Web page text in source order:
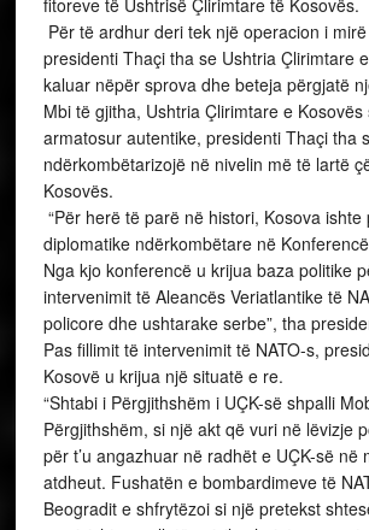
Përgjithshëm, si një akt që vuri në lëvizje
për t’u angazhuar në radhët e UÇK-së në
atdheut. Fushatën e bombardimeve të
Beogradit e shfrytëzoi si një pretekst
masivisht popullatën civile shqiptare nga
këto rrethana, Qeveria e Përkohshme
Përgjithshëm i UÇK-së, me kuadrot e veta
hartimin e operacionit “Shigjeta”, faza e
këtu e 18 vjet më parë. Këtu në Koshare u
miri se drejtësia e kauzës dhe forca
lufton për lirinë e tij është më e madhe se
pushtuese”, u shpreh presidenti Thaçi.
Beteja e Koshares rriti vetëbesimin e
shtoi presidenti Thaçi, duke bërë që me
parë të thyhet kufiri ndarës Kosovë –
mundet ushtria serbe në kufi.
“Beteja e Koshares ishte një triumf
mesazh i qartë për popullatën e dëbuar
shpejti të zhvendosurit do të ktheheshin
Përmes zonës së kontrolluar nga UÇK-ja